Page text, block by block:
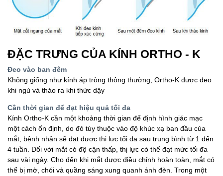
ĐẶC TRƯNG CỦA KÍNH ORTHO - K
Đeo vào ban đêm
Không giống như kính áp tròng thông thường, Ortho-K được đeo
khi ngủ và tháo ra khi thức dậy
Cần thời gian để đạt hiệu quả tối đa
Kính Ortho-K cần một khoảng thời gian để định hình giác mạc
một cách ổn định, do đó tùy thuộc vào độ khúc xạ ban đầu của
mắt, bệnh nhân sẽ đạt được thị lực tối đa sau trung bình từ 1 đến
4 tuần. Đối với mắt có độ cận thấp, thị lực có thể đạt mức tối đa
sau vài ngày. Cho đến khi mắt được điều chỉnh hoàn toàn, mắt có
thể bị mờ, chói và quầng sáng xung quanh ánh đèn. Trong một